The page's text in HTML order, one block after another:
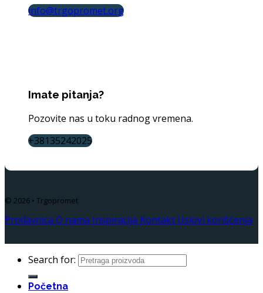
info@trgopromet.org
Imate pitanja?
Pozovite nas u toku radnog vremena.
+38135242025
© 2026 • Trgopromet
Prodavnica O nama Inspiracija Kontakt Uslovi korišćenja
Search for:
Početna